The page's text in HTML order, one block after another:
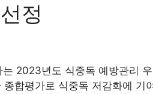
정
2023년도 식중독 예방관리
합평가로 식중독 저감화에 기